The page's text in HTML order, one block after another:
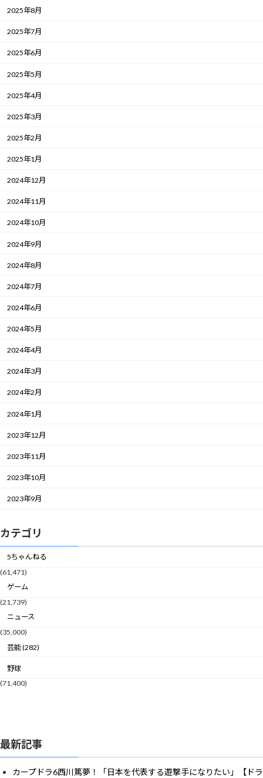
2025年8月
2025年7月
2025年6月
2025年5月
2025年4月
2025年3月
2025年2月
2025年1月
2024年12月
2024年11月
2024年10月
2024年9月
2024年8月
2024年7月
2024年6月
2024年5月
2024年4月
2024年3月
2024年2月
2024年1月
2023年12月
2023年11月
2023年10月
2023年9月
カテゴリ
5ちゃんねる
(61,471)
ゲーム
(21,739)
ニュース
(35,000)
芸能 (282)
野球
(71,400)
最新記事
カープドラ6西川篤夢！「日本を代表する遊撃手になりたい」【ドラ